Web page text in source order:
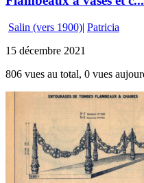
Salin (vers 1900)| Patricia
15 décembre 2021
806 vues au total, 0 vues